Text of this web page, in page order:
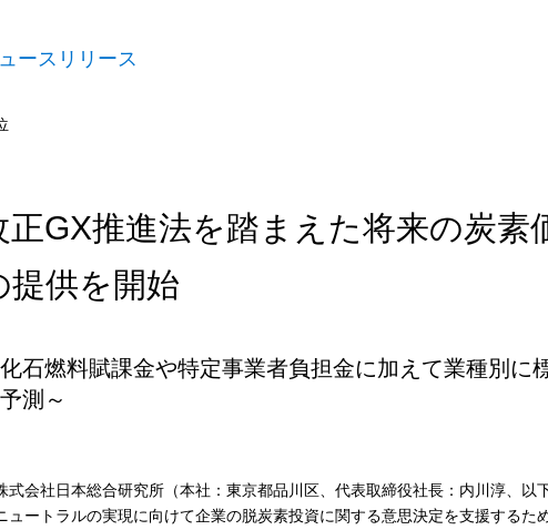
ースリリース
正GX推進法を踏まえた将来の炭素
提供を開始
石燃料賦課金や特定事業者負担金に加えて業種別に
測～
会社日本総合研究所（本社：東京都品川区、代表取締役社長：内川淳、以
ュートラルの実現に向けて企業の脱炭素投資に関する意思決定を支援するた